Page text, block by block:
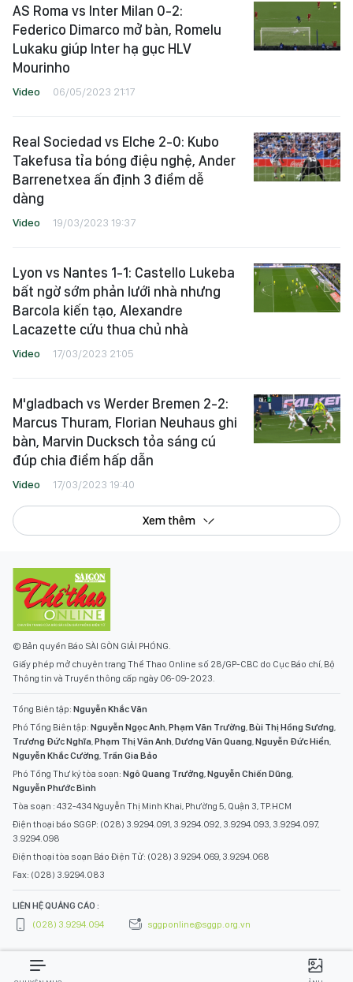
AS Roma vs Inter Milan 0-2:
Federico Dimarco mở bàn, Romelu
Lukaku giúp Inter hạ gục HLV
Mourinho
Video 06/05/2023 21:17
Real Sociedad vs Elche 2-0: Kubo
Takefusa tỉa bóng điệu nghệ, Ander
Barrenetxea ấn định 3 điểm dễ
dàng
Video 19/03/2023 19:37
Lyon vs Nantes 1-1: Castello Lukeba
bất ngờ sớm phản lưới nhà nhưng
Barcola kiến tạo, Alexandre
Lacazette cứu thua chủ nhà
Video 17/03/2023 21:05
M'gladbach vs Werder Bremen 2-2:
Marcus Thuram, Florian Neuhaus ghi
bàn, Marvin Ducksch tỏa sáng cú
đúp chia điểm hấp dẫn
Video 17/03/2023 19:40
Xem thêm
© Bản quyền Báo SÀI GÒN GIẢI PHÓNG.
Giấy phép mở chuyên trang Thể Thao Online số 28/GP-CBC do Cục Báo chí, Bộ
Thông tin và Truyền thông cấp ngày 06-09-2023.
Tổng Biên tập: Nguyễn Khắc Văn
Phó Tổng Biên tập: Nguyễn Ngọc Anh,Phạm Văn Trường,Bùi Thị Hồng Sương,
Trương Đức Nghĩa,Phạm Thị Vân Anh,Dương Văn Quang,Nguyễn Đức Hiển,
Nguyễn Khắc Cường, Trần Gia Bảo
Phó Tổng Thư ký tòa soạn: Ngô Quang Trưởng,Nguyễn Chiến Dũng,
Nguyễn Phước Bình
Tòa soạn : 432-434 Nguyễn Thị Minh Khai, Phường 5, Quận 3, TP.HCM
Điện thoại báo SGGP: (028) 3.9294.091, 3.9294.092, 3.9294.093, 3.9294.097,
3.9294.098
Điện thoại tòa soạn Báo Điện Tử: (028) 3.9294.069, 3.9294.068
Fax: (028) 3.9294.083
LIÊN HỆ QUẢNG CÁO :
(028) 3.9294.094
sggponline@sggp.org.vn